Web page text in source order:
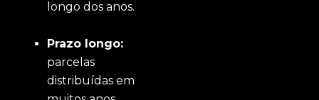
longo dos anos.
Prazo longo:
parcelas
distribuídas em